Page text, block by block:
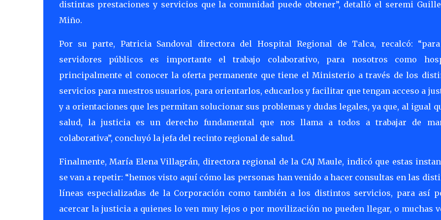
distintas prestaciones y servicios que la comunidad puede obtener”, detalló el seremi
Miño.
Por su parte, Patricia Sandoval directora del Hospital Regional de Talca, recalcó:
servidores públicos es importante el trabajo colaborativo, para nosotros como
principalmente el conocer la oferta permanente que tiene el Ministerio a través de los
servicios para nuestros usuarios, para orientarlos, educarlos y facilitar que tengan acceso a
y a orientaciones que les permitan solucionar sus problemas y dudas legales, ya que, al igual
salud, la justicia es un derecho fundamental que nos llama a todos a trabajar de
colaborativa”, concluyó la jefa del recinto regional de salud.
Finalmente, María Elena Villagrán, directora regional de la CAJ Maule, indicó que estas
se van a repetir: “hemos visto aquí cómo las personas han venido a hacer consultas en las
líneas especializadas de la Corporación como también a los distintos servicios, para así
acercar la justicia a quienes lo ven muy lejos o por movilización no pueden llegar, o muchas